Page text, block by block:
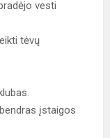
vesti
tėvų
įstaigos